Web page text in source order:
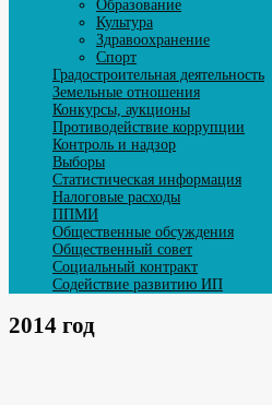
Образование
Культура
Здравоохранение
Спорт
Градостроительная деятельность
Земельные отношения
Конкурсы, аукционы
Противодействие коррупции
Контроль и надзор
Выборы
Статистическая информация
Налоговые расходы
ППМИ
Общественные обсуждения
Общественный совет
Социальный контракт
Содействие развитию ИП
2014 год